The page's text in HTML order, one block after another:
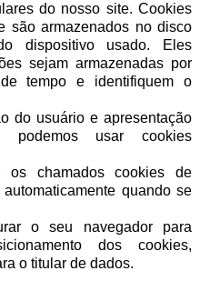
do nosso site. Cookies
são armazenados no disco
dispositivo usado. Eles
sejam armazenadas por
tempo e identifiquem o
do usuário e apresentação
podemos usar cookies
os chamados cookies de
quando se
o seu navegador para
dos cookies,
o titular de dados.